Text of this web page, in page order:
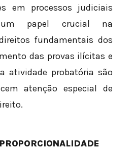
em processos judiciais
um papel crucial na
fundamentais dos
das provas ilícitas e
atividade probatória são
atenção especial de